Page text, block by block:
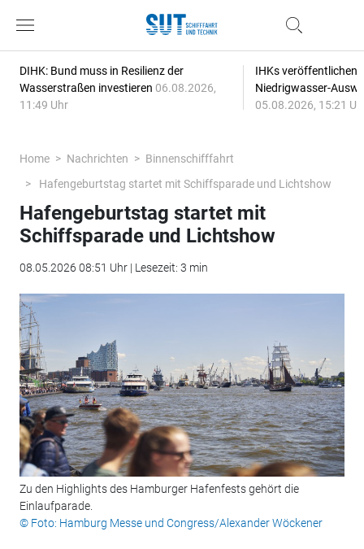
DIHK: Bund muss in Resilienz der
Wasserstraßen investieren 06.08.2026,
11:49 Uhr
IHKs veröffentlichen
Niedrigwasser-
05.08.2026, 15:21
Home Nachrichten
Binnenschifffahrt
Hafengeburtstag startet mit Schiffsparade und Lichtshow
Hafengeburtstag startet mit
Schiffsparade und Lichtshow
08.05.2026 08:51 Uhr | Lesezeit: 3 min
Zu den Highlights des Hamburger Hafenfests gehört die
Einlaufparade.
© Foto: Hamburg Messe und Congress/Alexander Wöckener